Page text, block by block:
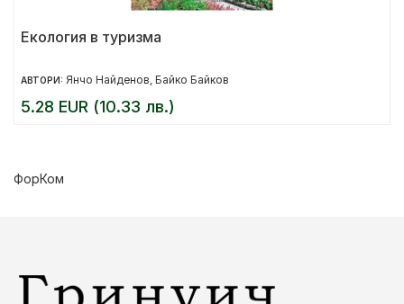
Екология в туризма
АВТОРИ: Янчо Найденов Байко Байков
5.28 EUR (10.33 лв.)
ФорКом